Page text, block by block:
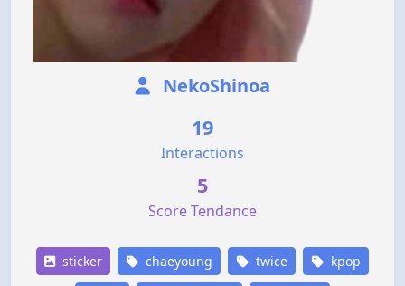
NekoShinoa
19
Interactions
5
Score Tendance
sticker chaeyoung twice kpop